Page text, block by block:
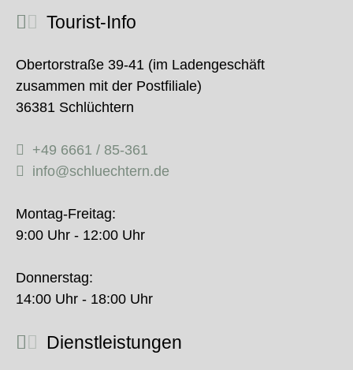
Tourist-Info
Obertorstraße 39-41 (im Ladengeschäft
zusammen mit der Postfiliale)
36381 Schlüchtern
+49 6661 / 85-361
info@schluechtern.de
Montag-Freitag:
9:00 Uhr - 12:00 Uhr
Donnerstag:
14:00 Uhr - 18:00 Uhr
Dienstleistungen